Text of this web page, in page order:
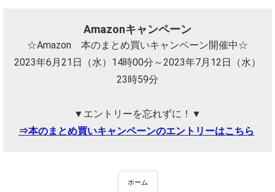
Amazonキャンペーン
☆Amazon 本のまとめ買いキャンペーン開催中☆
2023年6月21日（水）14時00分～2023年7月12日（水）
23時59分
▼エントリーを忘れずに！▼
⇒本のまとめ買いキャンペーンのエントリーはこちら
ホーム